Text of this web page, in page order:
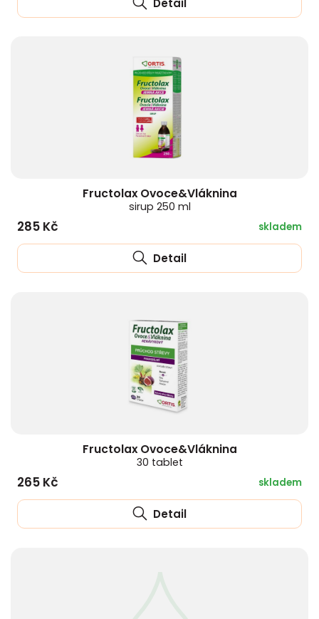
Fructolax Ovoce&Vláknina
sirup 250 ml
285 Kč skladem
Detail
Fructolax Ovoce&Vláknina
30 tablet
265 Kč skladem
Detail